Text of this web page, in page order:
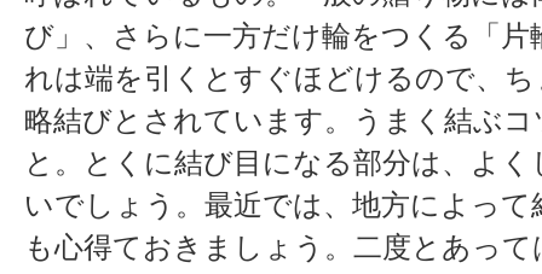
び」、さらに一方だけ輪をつくる「
れは端を引くとすぐほどけるので、
略結びとされています。うまく結ぶ
と。とくに結び目になる部分は、よ
いでしょう。最近では、地方によっ
も心得ておきましょう。二度とあっ